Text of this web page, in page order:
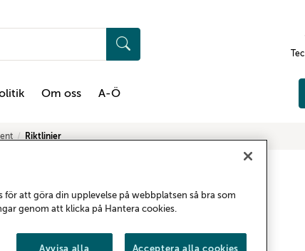
Om oss A-Ö
Riktlinjer
för att göra din upplevelse på webbplatsen så bra som
genom att klicka på Hantera cookies.
Avvisa alla Acceptera alla cookies